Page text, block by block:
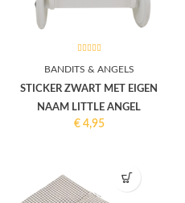
BANDITS & ANGELS
STICKER ZWART MET EIGEN
NAAM LITTLE ANGEL
€ 4,95